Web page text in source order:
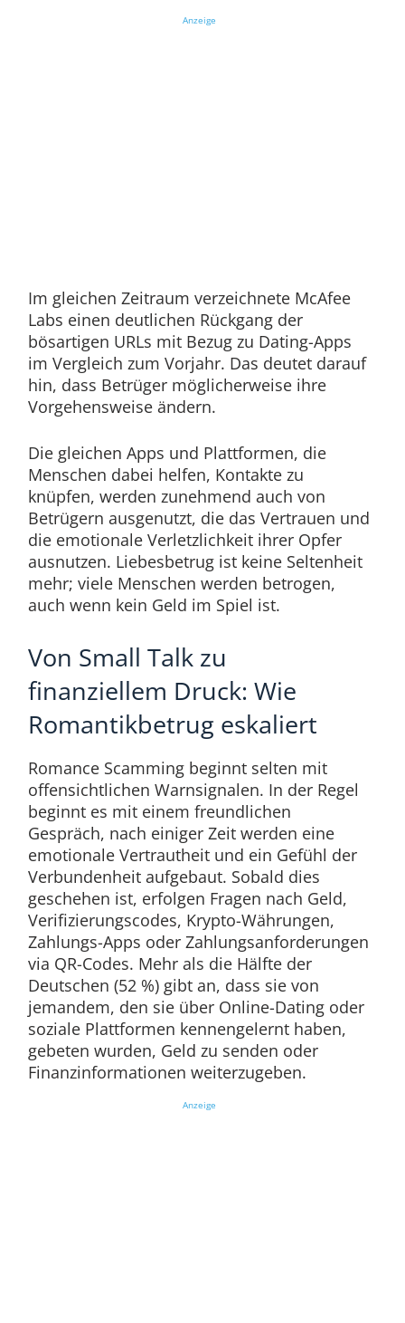
Anzeige
Im gleichen Zeitraum verzeichnete McAfee
Labs einen deutlichen Rückgang der
bösartigen URLs mit Bezug zu Dating-Apps
im Vergleich zum Vorjahr. Das deutet darauf
hin, dass Betrüger möglicherweise ihre
Vorgehensweise ändern.
Die gleichen Apps und Plattformen, die
Menschen dabei helfen, Kontakte zu
knüpfen, werden zunehmend auch von
Betrügern ausgenutzt, die das Vertrauen und
die emotionale Verletzlichkeit ihrer Opfer
ausnutzen. Liebesbetrug ist keine Seltenheit
mehr; viele Menschen werden betrogen,
auch wenn kein Geld im Spiel ist.
Von Small Talk zu
finanziellem Druck: Wie
Romantikbetrug eskaliert
Romance Scamming beginnt selten mit
offensichtlichen Warnsignalen. In der Regel
beginnt es mit einem freundlichen
Gespräch, nach einiger Zeit werden eine
emotionale Vertrautheit und ein Gefühl der
Verbundenheit aufgebaut. Sobald dies
geschehen ist, erfolgen Fragen nach Geld,
Verifizierungscodes, Krypto-Währungen,
Zahlungs-Apps oder Zahlungsanforderungen
via QR-Codes. Mehr als die Hälfte der
Deutschen (52 %) gibt an, dass sie von
jemandem, den sie über Online-Dating oder
soziale Plattformen kennengelernt haben,
gebeten wurden, Geld zu senden oder
Finanzinformationen weiterzugeben.
Anzeige